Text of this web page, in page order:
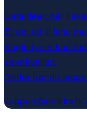
Dateidéer, når I
Er det tid til ferie
Kugledyner kan
søvnkvalitet
Derfor bør du